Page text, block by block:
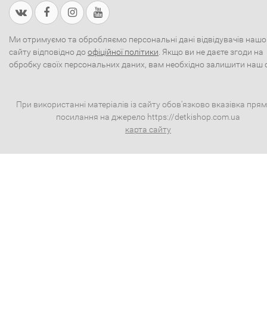
Ми отримуємо та обробляємо персональні дані відвідувачів
сайту відповідно до офіційної політики . Якщо ви не даєте згоди на
обробку своїх персональних даних, вам необхідно залишити наш
При використанні матеріалів із сайту обов'язково вказівка
посилання на джерело https://detkishop.com.ua
карта сайту